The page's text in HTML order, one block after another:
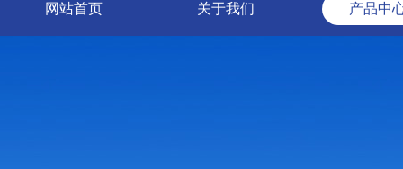
网站首页 关于我们 产品中